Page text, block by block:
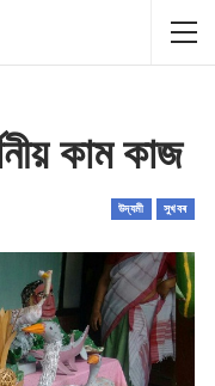
কাম কাজ
উদ্যমী সুখবৰ